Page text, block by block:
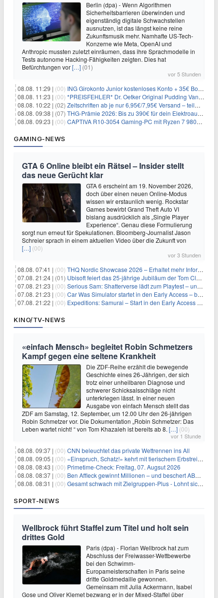
Berlin (dpa) - Wenn Algorithmen
Sicherheitsbarrieren überwinden und
eigenständig digitale Schwachstellen
ausnutzen, ist das längst keine reine
Zukunftsmusik mehr. Namhafte US-Tech-
Konzerne wie Meta, OpenAI und
Anthropic mussten zuletzt einräumen, dass ihre Sprachmodelle in
Tests autonome Hacking-Fähigkeiten zeigten. Dies hat
Befürchtungen vor[…] (01)
vor 5 Stunden
08.08. 11:29 | (00) ING Girokonto Junior kostenloses Konto + 35€ Bonus
08.08. 11:23 | (00) *PREISFEHLER* Dr. Oetker Original Pudding Vanille 22er-Pack für 2,97€
08.08. 10:22 | (02) Zeitschriften ab je nur 6,95€/7,95€ Versand – teilweise selbstkündigend!
08.08. 09:38 | (07) THG-Prämie 2026: Bis zu 390€ für dein Elektroauto mit geld-fuer-eAuto.de
08.08. 09:23 | (00) CAPTIVA R10-3054 Gaming-PC mit Ryzen 7 9800X3D und RTX 5080 für 2.599€
GAMING-NEWS
GTA 6 Online bleibt ein Rätsel – Insider stellt
das neue Gerücht klar
GTA 6 erscheint am 19. November 2026,
doch über einen neuen Online-Modus
wissen wir erstaunlich wenig. Rockstar
Games bewirbt Grand Theft Auto VI
bislang ausdrücklich als „Single Player
Experience“. Genau diese Formulierung
sorgt nun erneut für Spekulationen. Bloomberg-Journalist Jason
Schreier sprach in einem aktuellen Video über die Zukunft von
[…] (00)
vor 3 Stunden
08.08. 07:41 | (00) THQ Nordic Showcase 2026 – Erhaltet mehr Informationen
07.08. 21:24 | (01) Ubisoft feiert das 25-jährige Jubiläum der Tom Clancy’s Ghost Recon-Reihe
07.08. 21:23 | (00) Serious Sam: Shatterverse lädt zum Playtest – und erscheint schon bald!
07.08. 21:23 | (00) Car Was Simulator startet in den Early Access – bald gehts los!
07.08. 21:22 | (00) Expeditions: Samurai – Start in den Early Access ab heute im feudalen Japan
KINO/TV-NEWS
«einfach Mensch» begleitet Robin Schmetzers
Kampf gegen eine seltene Krankheit
Die ZDF-Reihe erzählt die bewegende
Geschichte eines 26-Jährigen, der sich
trotz einer unheilbaren Diagnose und
schwerer Schicksalsschläge nicht
unterkriegen lässt. In einer neuen
Ausgabe von einfach Mensch stellt das
ZDF am Samstag, 12. September, um 12.00 Uhr den 26-jährigen
Robin Schmetzer vor. Die Dokumentation „Robin Schmetzer: Das
Leben wartet nicht! “ von Tom Khazaleh ist bereits ab 8. […] (00)
vor 1 Stunde
08.08. 09:37 | (00) CNN beleuchtet das private Wettrennen ins All
08.08. 09:05 | (00) «Einspruch, Schatz!» kehrt mit tierischem Erbstreit zurück
08.08. 08:43 | (00) Primetime-Check: Freitag, 07. Augsut 2026
08.08. 08:37 | (00) Ben Affleck gewinnt Millionen – und beschert ABC Top-Quoten
08.08. 08:31 | (00) Gesamt schwach mit Zielgruppen-Plus - Lohnt sich First Dates Hotel doch?
SPORT-NEWS
Wellbrock führt Staffel zum Titel und holt sein
drittes Gold
Paris (dpa) - Florian Wellbrock hat zum
Abschluss der Freiwasser-Wettbewerbe
bei den Schwimm-
Europameisterschaften in Paris seine
dritte Goldmedaille gewonnen.
Gemeinsam mit Julia Ackermann, Isabel
Gose und Oliver Klemet bezwang er in der Mixed-Staffel über